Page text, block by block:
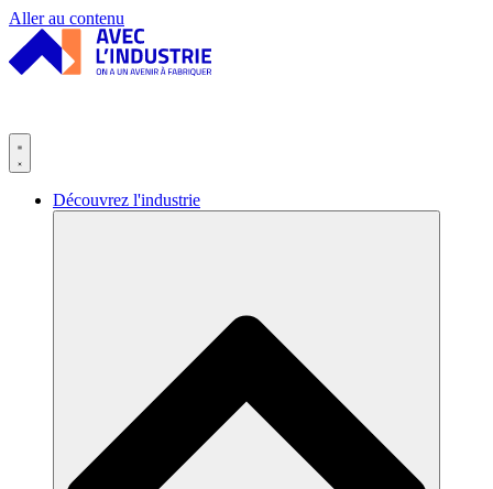
Panneau de gestion des cookies
Aller au contenu
Découvrez l'industrie